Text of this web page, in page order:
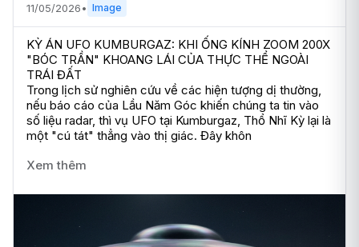
11/05/2026• Image
KỲ ÁN UFO KUMBURGAZ: KHI ỐNG KÍNH ZOOM 200X
"BÓC TRẦN" KHOANG LÁI CỦA THỰC THỂ NGOÀI
TRÁI ĐẤT
Trong lịch sử nghiên cứu về các hiện tượng dị thường,
nếu báo cáo của Lầu Năm Góc khiến chúng ta tin vào
số liệu radar, thì vụ UFO tại Kumburgaz, Thổ Nhĩ Kỳ lại là
một "cú tát" thẳng vào thị giác. Đây khôn
Xem thêm